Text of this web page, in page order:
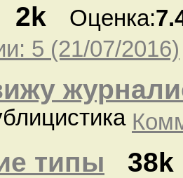
2k Оценка:
5 (21/07/2016)
типы 38k